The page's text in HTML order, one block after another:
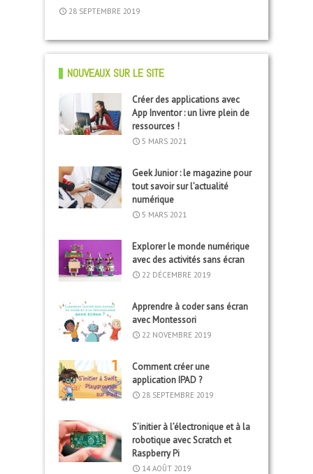
28 SEPTEMBRE 2019
5 MARS 2021
NOUVEAUX SUR LE SITE
Créer des applications avec
App Inventor : un livre plein de
ressources !
5 MARS 2021
Geek Junior : le magazine pour
tout savoir sur l’actualité
numérique
5 MARS 2021
Explorer le monde numérique
avec des activités sans écran
22 DÉCEMBRE 2019
Apprendre à coder sans écran
avec Montessori
22 NOVEMBRE 2019
Comment créer une
application IPAD ?
28 SEPTEMBRE 2019
S’initier à l’électronique et à la
robotique avec Scratch et
Raspberry Pi
14 AOÛT 2019